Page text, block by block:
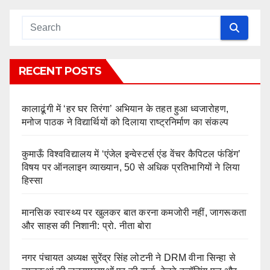
RECENT POSTS
कालाढूंगी में ‘हर घर तिरंगा’ अभियान के तहत हुआ ध्वजारोहण,
मनोज पाठक ने विद्यार्थियों को दिलाया राष्ट्रनिर्माण का संकल्प
कुमाऊँ विश्वविद्यालय में ‘एंजेल इन्वेस्टर्स एंड वेंचर कैपिटल फंडिंग’
विषय पर ऑनलाइन व्याख्यान, 50 से अधिक प्रतिभागियों ने लिया
हिस्सा
मानसिक स्वास्थ्य पर खुलकर बात करना कमजोरी नहीं, जागरूकता
और साहस की निशानी: प्रो. नीता बोरा
नगर पंचायत अध्यक्ष सुरेंद्र सिंह लोटनी ने DRM वीना सिन्हा से